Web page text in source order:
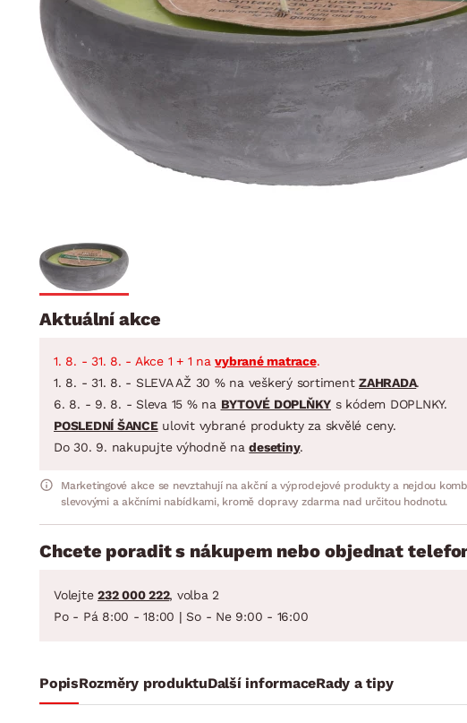
Dětský pokoj
Předsíň, šatna a chodba
Koupelna
Zahrada
BYTOVÝ TEXTIL
Přikrývky
Polštáře
Koberce
Závěsy a žaluzie
STOLOVÁNÍ A VAŘENÍ
Jídelní servis
Příbory
Hrnce
Zobrazit vše
Koupelnové sestavy
Jídelní sestavy
Zahradní sestavy
Aktuální akce
1. 8. - 31. 8. - Akce 1 + 1 navybrané matrace.
1. 8. - 31. 8. - SLEVA AŽ 30 % na veškerý sortiment ZAHRADA.
6. 8. - 9. 8. - Sleva 15 % na BYTOVÉ DOPLŇKY s kódem DOPLNKY.
POSLEDNÍ ŠANCEulovit vybrané produkty za skvělé ceny.
Do 30. 9. nakupujte výhodně nadesetiny.
Marketingové akce se nevztahují na akční a výprodejové produkty a nejdou
slevovými a akčními nabídkami, kromě dopravy zdarma nad určitou hodnotu.
Chcete poradit s nákupem nebo objednat
Volejte 232 000 222, volba 2
Po - Pá 8:00 - 18:00 | So - Ne 9:00 - 16:00
PopisRozměry produktuDalší informaceRady a tipy